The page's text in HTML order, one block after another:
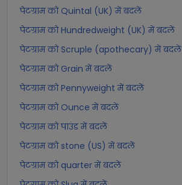
पेटग्राम को Quintal (UK) में बदलें
पेटग्राम को Hundredweight (UK) में बदलें
पेटग्राम को Scruple (apothecary) में बदलें
पेटग्राम को Grain में बदलें
पेटग्राम को Pennyweight में बदलें
पेटग्राम को Ounce में बदलें
पेटग्राम को पाउंड में बदलें
पेटग्राम को stone (US) में बदलें
पेटग्राम को quarter में बदलें